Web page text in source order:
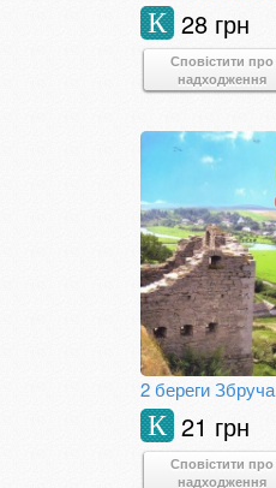
28 грн
К
Сповістити про
надходження
2 береги Збруча
21 грн
К
Сповістити про
надходження